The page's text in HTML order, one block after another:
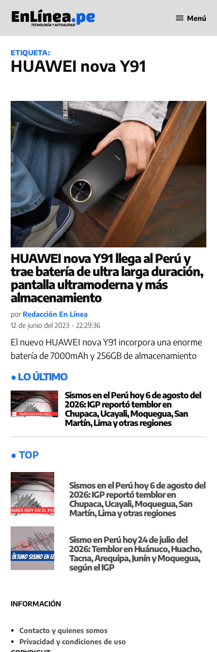
contenido
en Línea
Menú
ETIQUETA:
HUAWEI nova Y91
HUAWEI nova Y91 llega al Perú y
trae batería de ultra larga duración,
pantalla ultramoderna y más
almacenamiento
por Redacción En Línea
12 de junio del 2023 - 22:29:36
El nuevo HUAWEI nova Y91 incorpora una enorme
batería de 7000mAh y 256GB de almacenamiento
● LO ÚLTIMO
Sismos en el Perú hoy 6 de agosto del
2026: IGP reportó temblor en
Chupaca, Ucayali, Moquegua, San
Martín, Lima y otras regiones
● TOP
Sismos en el Perú hoy 6 de agosto del
2026: IGP reportó temblor en
Chupaca, Ucayali, Moquegua, San
Martín, Lima y otras regiones
Sismo en Perú hoy 24 de julio del
2026: Temblor en Huánuco, Huacho,
Tacna, Arequipa, Junín y Moquegua,
según el IGP
INFORMACIÓN
Contacto y quienes somos
Privacidad y condiciones de uso